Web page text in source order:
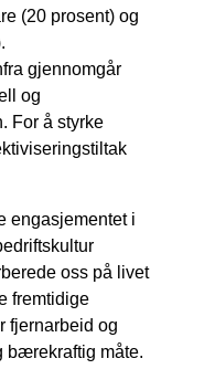
(20 prosent) og
gjennomgår
og
For å styrke
engasjementet i
oss på livet
fremtidige
fjernarbeid og
bærekraftig måte.